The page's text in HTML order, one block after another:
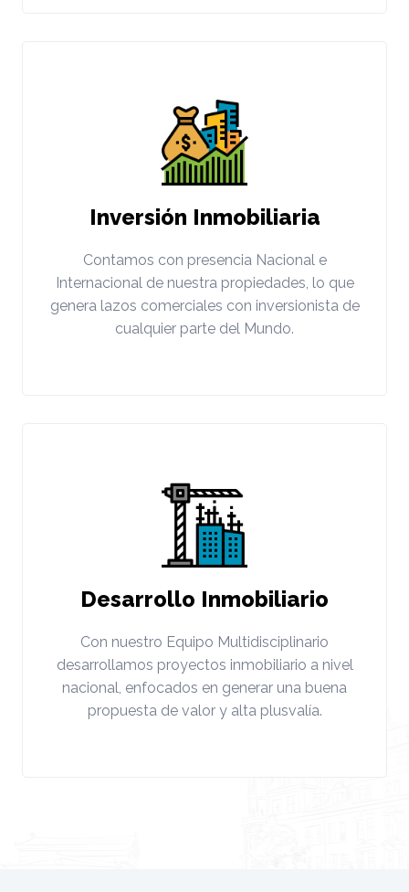
Inversión Inmobiliaria
Contamos con presencia Nacional e
Internacional de nuestra propiedades, lo que
genera lazos comerciales con inversionista de
cualquier parte del Mundo.
Desarrollo Inmobiliario
Con nuestro Equipo Multidisciplinario
desarrollamos proyectos inmobiliario a nivel
nacional, enfocados en generar una buena
propuesta de valor y alta plusvalía.